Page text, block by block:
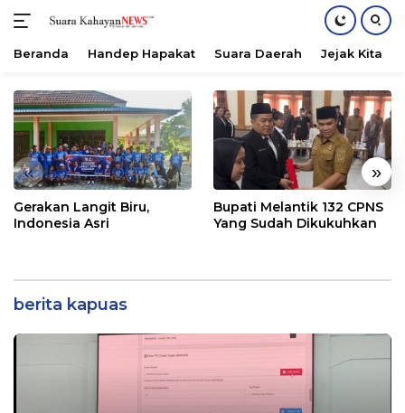
konten
Beranda Handep Hapakat Suara Daerah Jejak Kita
« »
Gerakan Langit Biru,
Indonesia Asri
Bupati Melantik 132 CPNS
Yang Sudah Dikukuhkan
berita kapuas